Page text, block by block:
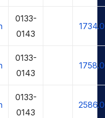
0133-
0143
0133-
0143
0133-
0143